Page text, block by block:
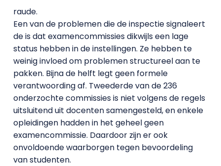
raude.
Een van de problemen die de inspectie signaleert
de is dat examencommissies dikwijls een lage
status hebben in de instellingen. Ze hebben te
weinig invloed om problemen structureel aan te
pakken. Bijna de helft legt geen formele
verantwoording af. Tweederde van de 236
onderzochte commissies is niet volgens de regels
uitsluitend uit docenten samengesteld, en enkele
opleidingen hadden in het geheel geen
examencommissie. Daardoor zijn er ook
onvoldoende waarborgen tegen bevoordeling
van studenten.